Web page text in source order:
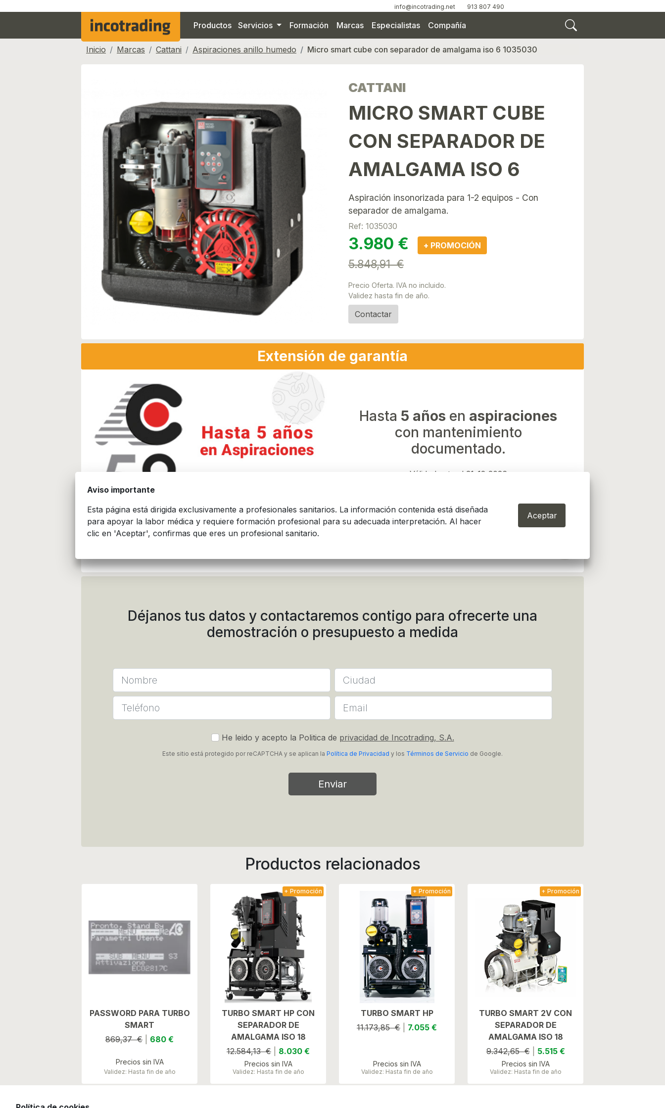
info@incotrading.net 913 807 490
Productos Servicios Formación Marcas Especialistas Compañía
Inicio Marcas Cattani Aspiraciones anillo humedo Micro smart cube con separador de amalgama iso 6 1035030
CATTANI
MICRO SMART CUBE
CON SEPARADOR DE
AMALGAMA ISO 6
Aspiración insonorizada para 1-2 equipos - Con
separador de amalgama.
Ref: 1035030
3.980 € + PROMOCIÓN
5.848,91 €
Precio Oferta. IVA no incluido.
Validez hasta fin de año.
Contactar
Extensión de garantía
Hasta 5 años en aspiraciones
con mantenimiento
documentado.
Válido hasta el 31-12-2026
Déjanos tus datos y contactaremos contigo para ofrecerte una
demostración o presupuesto a medida
He leido y acepto la Politica de privacidad de Incotrading, S.A.
Este sitio está protegido por reCAPTCHA y se aplican la Política de Privacidad y los Términos de Servicio de Google.
Enviar
Productos relacionados
PASSWORD PARA TURBO
SMART
869,37 €
680 €
Precios sin IVA
Validez: Hasta fin de año
TURBO SMART HP CON
SEPARADOR DE
AMALGAMA ISO 18
12.584,13 €
8.030 €
Precios sin IVA
Validez: Hasta fin de año
+ Promoción
TURBO SMART HP
11.173,85 €
7.055 €
Precios sin IVA
Validez: Hasta fin de año
+ Promoción
TURBO SMART 2V CON
SEPARADOR DE
AMALGAMA ISO 18
9.342,65 €| 5.515 €
Precios sin IVA
Validez: Hasta fin de año
+ Promoción
Aviso importante
Esta página está dirigida exclusivamente a profesionales sanitarios. La información contenida está diseñada
para apoyar la labor médica y requiere formación profesional para su adecuada interpretación. Al hacer
clic en 'Aceptar', confirmas que eres un profesional sanitario.
Aceptar